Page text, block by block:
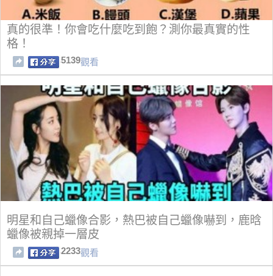
真的很準！你會吃什麼吃到飽？測你最真實的性
格！
5139觀看
明星和自己蠟像合影，熱巴被自己蠟像嚇到，鹿晗
蠟像被親掉一層皮
2233觀看